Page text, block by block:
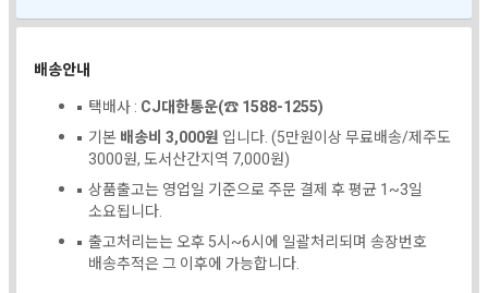
배송안내
택배사 : CJ대한통운(☎ 1588-1255)
기본 배송비 3,000원 입니다. (5만원이상 무료배송/제주도
3000원, 도서산간지역 7,000원)
상품출고는 영업일 기준으로 주문 결제 후 평균 1~3일
소요됩니다.
출고처리는는 오후 5시~6시에 일괄처리되며 송장번호
배송추적은 그 이후에 가능합니다.